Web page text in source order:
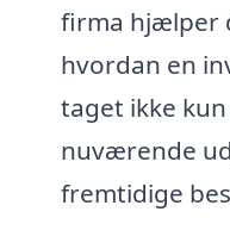
firma hjælper
hvordan en
taget ikke
nuværende
fremtidige